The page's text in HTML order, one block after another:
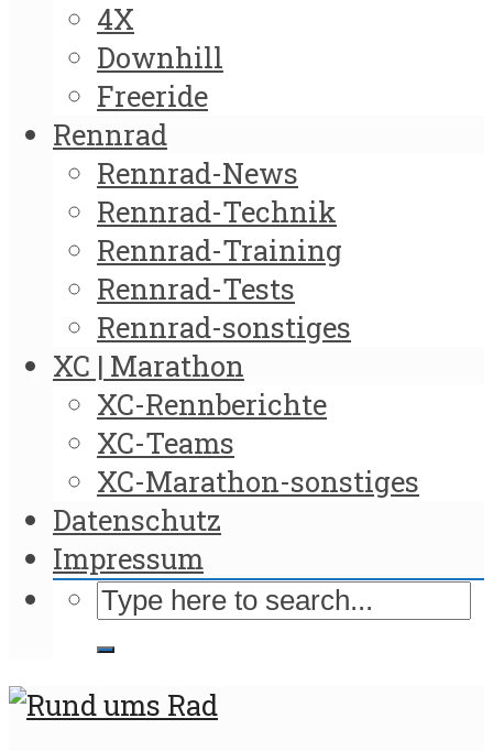
4X
Downhill
Freeride
Rennrad
Rennrad-News
Rennrad-Technik
Rennrad-Training
Rennrad-Tests
Rennrad-sonstiges
XC | Marathon
XC-Rennberichte
XC-Teams
XC-Marathon-sonstiges
Datenschutz
Impressum